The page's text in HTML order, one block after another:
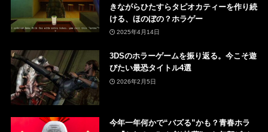
きながらひたすらタピオカティーを作り続
ける、ほのぼの？ホラゲー
2025年4月14日
3DSのホラーゲームを振り返る。今こそ遊
びたい最恐タイトル4選
2026年2月5日
今年一年何かで“バズる”かも？青春ホラ